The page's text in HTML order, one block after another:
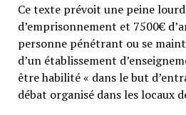
Ce texte prévoit une peine
d’emprisonnement et 7500€
personne pénétrant ou se
d’un établissement
être habilité « dans le but
débat organisé dans les locaux